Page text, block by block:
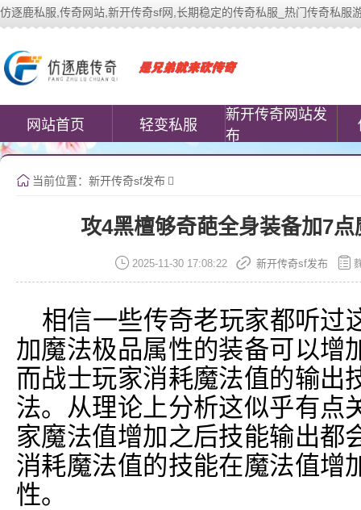
仿逐鹿私服,传奇网站,新开传奇sf网,长期稳定的传奇私服_热门传奇私服
网站首页 轻变私服
新开传奇网站发
布
当前位置： 新开传奇sf发布
攻4黑檀够奇葩全身装备加7
2025-11-30 17:08:22 新开传奇sf发布
相信一些传奇老玩家都听过
加魔法极品属性的装备可以增
而战士玩家消耗魔法值的输出
法。从理论上分析这似乎有点
家魔法值增加之后技能输出都
消耗魔法值的技能在魔法值增
性。